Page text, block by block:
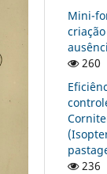
Mini-
260
236